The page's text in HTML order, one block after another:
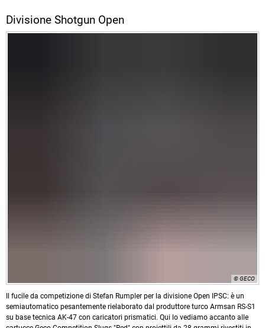
Divisione Shotgun Open
© GECO
Il fucile da competizione di Stefan Rumpler per la divisione Open IPSC: è un
semiautomatico pesantemente rielaborato dal produttore turco Armsan RS-S1
su base tecnica AK-47 con caricatori prismatici. Qui lo vediamo accanto alle